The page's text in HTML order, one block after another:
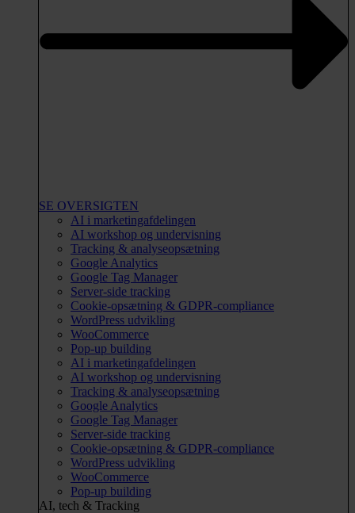
SE OVERSIGTEN
AI i marketingafdelingen
AI workshop og undervisning
Tracking & analyseopsætning
Google Analytics
Google Tag Manager
Server-side tracking
Cookie-opsætning & GDPR-compliance
WordPress udvikling
WooCommerce
Pop-up building
AI i marketingafdelingen
AI workshop og undervisning
Tracking & analyseopsætning
Google Analytics
Google Tag Manager
Server-side tracking
Cookie-opsætning & GDPR-compliance
WordPress udvikling
WooCommerce
Pop-up building
AI, tech & Tracking